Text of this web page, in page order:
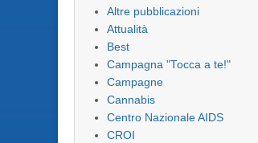
Altre pubblicazioni
Attualità
Best
Campagna "Tocca a te!"
Campagne
Cannabis
Centro Nazionale AIDS
CROI